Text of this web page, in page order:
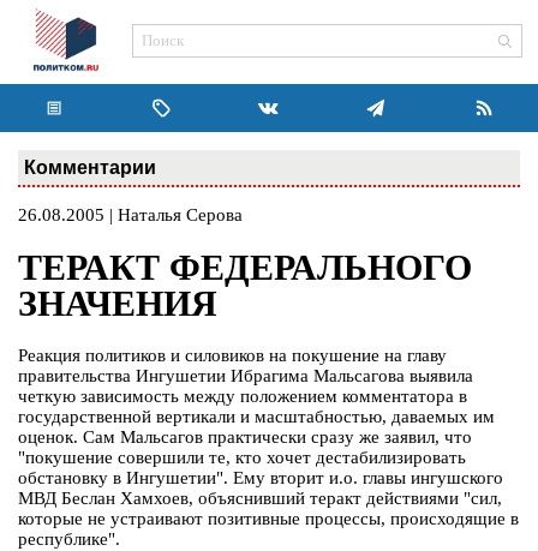
Комментарии
26.08.2005 | Наталья Серова
ТЕРАКТ ФЕДЕРАЛЬНОГО
ЗНАЧЕНИЯ
Реакция политиков и силовиков на покушение на главу
правительства Ингушетии Ибрагима Мальсагова выявила
четкую зависимость между положением комментатора в
государственной вертикали и масштабностью, даваемых им
оценок. Сам Мальсагов практически сразу же заявил, что
"покушение совершили те, кто хочет дестабилизировать
обстановку в Ингушетии". Ему вторит и.о. главы ингушского
МВД Беслан Хамхоев, объяснивший теракт действиями "сил,
которые не устраивают позитивные процессы, происходящие в
республике".